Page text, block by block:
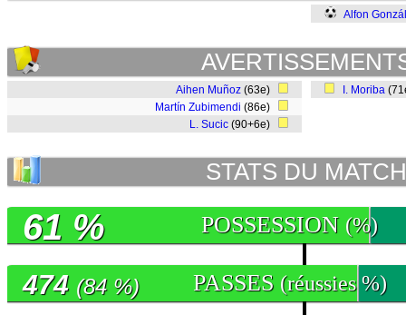
Alfon
Aihen Muñoz (63e)
Martín Zubimendi (86e)
L. Sucic (90+6e)
I. Moriba
STATS DU MATCH
POSSESSION (%)
61 %
PASSES (réussies %)
474 (84 %)